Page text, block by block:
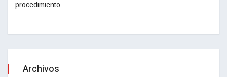
procedimiento
Archivos